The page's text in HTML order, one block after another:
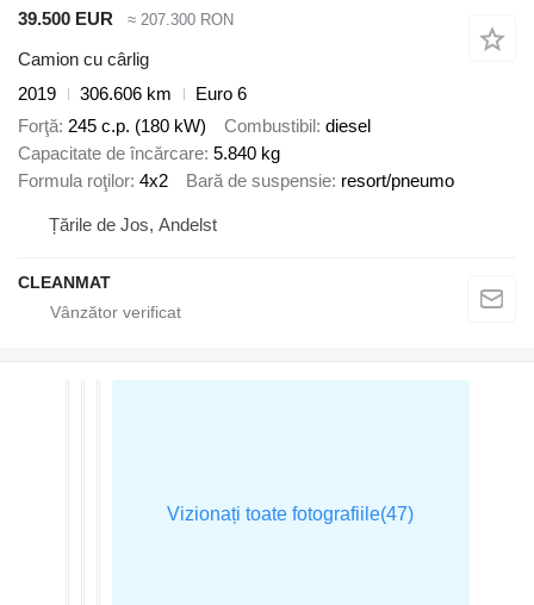
39.500 EUR
≈ 207.300 RON
Camion cu cârlig
2019
306.606 km
Euro 6
Forţă 245 c.p. (180 kW) Combustibil diesel
Capacitate de încărcare 5.840 kg
Formula roţilor 4x2 Bară de suspensie resort/pneumo
Țările de Jos, Andelst
CLEANMAT